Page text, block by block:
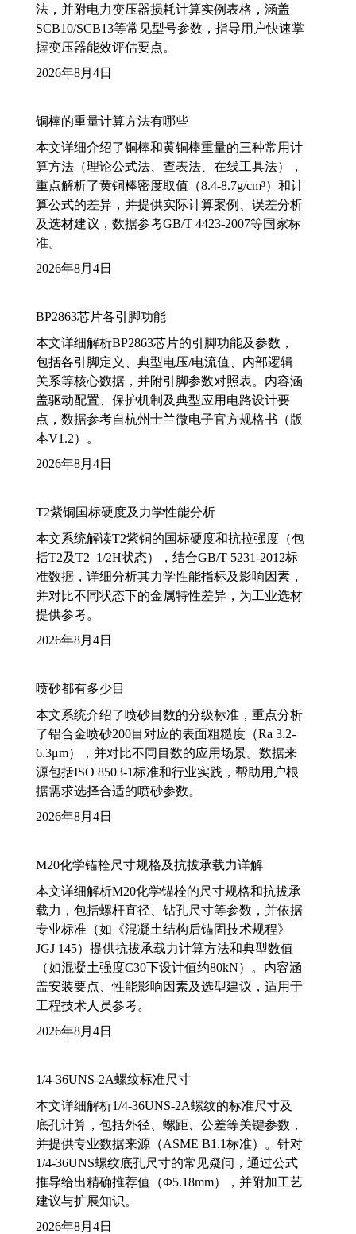
法，并附电力变压器损耗计算实例表格，涵盖
SCB10/SCB13等常见型号参数，指导用户快速掌
握变压器能效评估要点。
2026年8月4日
铜棒的重量计算方法有哪些
本文详细介绍了铜棒和黄铜棒重量的三种常用计
算方法（理论公式法、查表法、在线工具法），
重点解析了黄铜棒密度取值（8.4-8.7g/cm³）和计
算公式的差异，并提供实际计算案例、误差分析
及选材建议，数据参考GB/T 4423-2007等国家标
准。
2026年8月4日
BP2863芯片各引脚功能
本文详细解析BP2863芯片的引脚功能及参数，
包括各引脚定义、典型电压/电流值、内部逻辑
关系等核心数据，并附引脚参数对照表。内容涵
盖驱动配置、保护机制及典型应用电路设计要
点，数据参考自杭州士兰微电子官方规格书（版
本V1.2）。
2026年8月4日
T2紫铜国标硬度及力学性能分析
本文系统解读T2紫铜的国标硬度和抗拉强度（包
括T2及T2_1/2H状态），结合GB/T 5231-2012标
准数据，详细分析其力学性能指标及影响因素，
并对比不同状态下的金属特性差异，为工业选材
提供参考。
2026年8月4日
喷砂都有多少目
本文系统介绍了喷砂目数的分级标准，重点分析
了铝合金喷砂200目对应的表面粗糙度（Ra 3.2-
6.3μm），并对比不同目数的应用场景。数据来
源包括ISO 8503-1标准和行业实践，帮助用户根
据需求选择合适的喷砂参数。
2026年8月4日
M20化学锚栓尺寸规格及抗拔承载力详解
本文详细解析M20化学锚栓的尺寸规格和抗拔承
载力，包括螺杆直径、钻孔尺寸等参数，并依据
专业标准（如《混凝土结构后锚固技术规程》
JGJ 145）提供抗拔承载力计算方法和典型数值
（如混凝土强度C30下设计值约80kN）。内容涵
盖安装要点、性能影响因素及选型建议，适用于
工程技术人员参考。
2026年8月4日
1/4-36UNS-2A螺纹标准尺寸
本文详细解析1/4-36UNS-2A螺纹的标准尺寸及
底孔计算，包括外径、螺距、公差等关键参数，
并提供专业数据来源（ASME B1.1标准）。针对
1/4-36UNS螺纹底孔尺寸的常见疑问，通过公式
推导给出精确推荐值（Φ5.18mm），并附加工艺
建议与扩展知识。
2026年8月4日